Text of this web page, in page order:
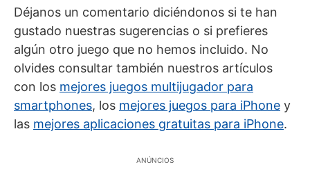
Déjanos un comentario diciéndonos si te han
gustado nuestras sugerencias o si prefieres
algún otro juego que no hemos incluido. No
olvides consultar también nuestros artículos
con los mejores juegos multijugador para
smartphones, los mejores juegos para iPhone y
las mejores aplicaciones gratuitas para iPhone.
ANÚNCIOS